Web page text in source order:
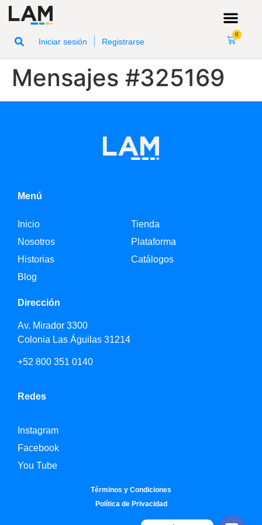
Iniciar sesión Registrarse
0
Mensajes #325169
Menú
Inicio
Nosotros
Historias
Blog
Tienda
Plataforma
Catálogos
Dirección
Av. Mirador 3300
Colonia Las Águilas 31214
+52 800 351 0140
Redes
Instagram
Facebook
You Tube
Términos y Condiciones
Política de Privacidad